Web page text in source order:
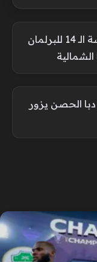
«الوطني الاتحادي» يشارك في الجلسة الـ 14 للبرلمان
الحصن يزور